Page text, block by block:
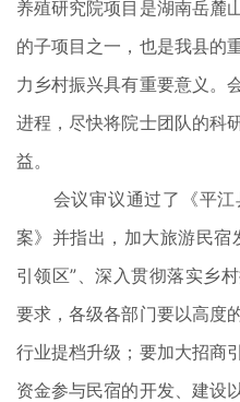
养殖研究院项目是湖南岳麓
的子项目之一，也是我县的
力乡村振兴具有重要意义。
进程，尽快将院士团队的科
益。
会议审议通过了《平江
案》并指出，加大旅游民宿
引领区”、深入贯彻落实乡
要求，各级各部门要以高度
行业提档升级；要加大招商
资金参与民宿的开发、建设